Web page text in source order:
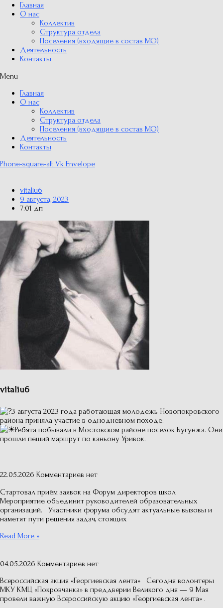
Главная
О нас
Коллектив
Структура отдела
Поселения (входящие в состав МО)
Деятельность
Контакты
Menu
Главная
О нас
Коллектив
Структура отдела
Поселения (входящие в состав МО)
Деятельность
Контакты
Phone-square-alt Vk Envelope
vitaliu6
9 августа, 2023
7:01 дп
vitaliu6
3 августа 2023 года работающая молодежь Новопокровского
района приняла участие в однодневном походе.
Ребята побывали в Мостовском районе поселок Бугунжа. Они
прошли пеший маршрут по каньону Уривок.
22.05.2026 Комментариев нет
Стартовал приём заявок на Форум директоров школ
Мероприятие объединит руководителей образовательных
организаций. Участники форума обсудят актуальные вызовы и
наметят пути решения задач, стоящих
Read More »
04.05.2026 Комментариев нет
Всероссийская акция «Георгиевская лента» Сегодня волонтеры
МКУ КМЦ «Покровчанка» в преддверии Великого дня — 9 Мая
провели важную Всероссийскую акцию «Георгиевская лента» .